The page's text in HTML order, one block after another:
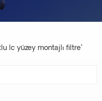
lc yüzey montajlı filtre"